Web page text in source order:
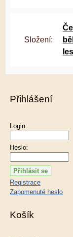
Složení:
Přihlášení
Login:
Heslo:
Registrace
Zapomenuté heslo
Košík